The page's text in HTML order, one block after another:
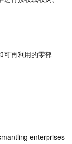
可再利用的零部
enterprises